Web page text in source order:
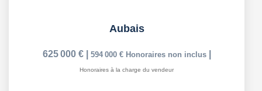
Aubais
625 000 € 594 000 € Honoraires non inclus
Honoraires à la charge du vendeur